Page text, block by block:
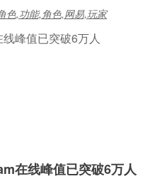
色,功能,角色,网易,玩家
在线峰值已突破6万人